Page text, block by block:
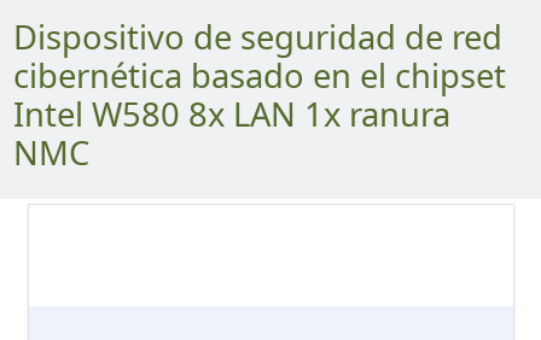
Dispositivo de seguridad de red
cibernética basado en el chipset
Intel W580 8x LAN 1x ranura
NMC